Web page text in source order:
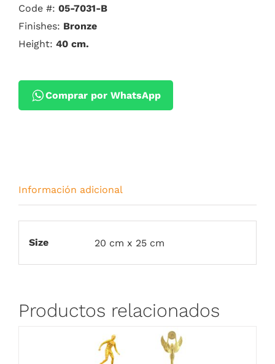
Code #: 05-7031-B
Finishes: Bronze
Height: 40 cm.
Comprar por WhatsApp
Información adicional
Size 20 cm x 25 cm
Productos relacionados